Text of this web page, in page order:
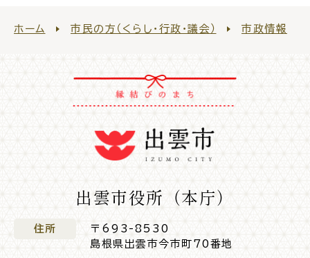
市役所へのアクセス
各課へのお問い合わせ
サイトマップ
ホーム 市民の方（くらし・行政・議会） 市政情報
出雲市役所（本庁）
住所
〒693-8530
島根県出雲市今市町70番地